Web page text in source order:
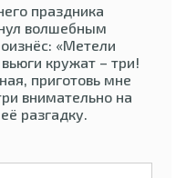
праздника
волшебным
«Метели
кружат – три!
приготовь мне
внимательно на
разгадку.